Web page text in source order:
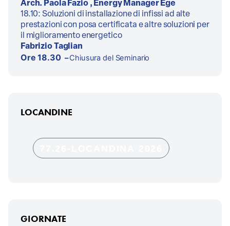
Arch. Paola Fazio , Energy Manager Ege
18.10: Soluzioni di installazione di infissi ad alte
prestazioni con posa certificata e altre soluzioni per
il miglioramento energetico
Fabrizio Taglian
Ore 18.30 –Chiusura del Seminario
LOCANDINE
GIORNATE